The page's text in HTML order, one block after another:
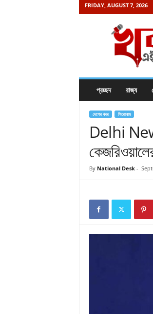
FRIDAY, AUGUST 7, 2026
প্রচ্ছদ রাজ্য
দেশের খবর শিরোনাম
Delhi New
By National Desk-